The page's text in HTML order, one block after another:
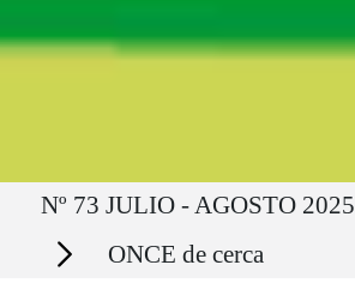
Ruta del sitio
Nº 73 JULIO - AGOSTO 2025
Secciones ONCE de cerca